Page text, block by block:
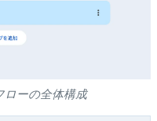
ローの全体構成